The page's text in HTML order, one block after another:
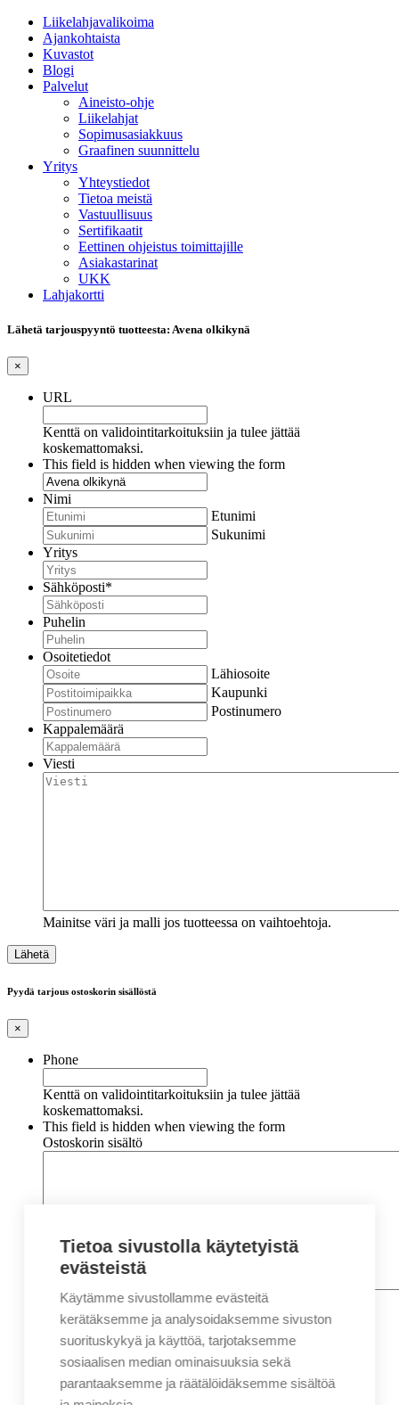
Liikelahjavalikoima
Ajankohtaista
Kuvastot
Blogi
Palvelut
Aineisto-ohje
Liikelahjat
Sopimusasiakkuus
Graafinen suunnittelu
Yritys
Yhteystiedot
Tietoa meistä
Vastuullisuus
Sertifikaatit
Eettinen ohjeistus toimittajille
Asiakastarinat
UKK
Lahjakortti
Lähetä tarjouspyyntö tuotteesta: Avena olkikynä
×
URL
Kenttä on validointitarkoituksiin ja tulee jättää
koskemattomaksi.
This field is hidden when viewing the form
Nimi
Etunimi
Sukunimi
Yritys
Sähköposti*
Puhelin
Osoitetiedot
Lähiosoite
Kaupunki
Postinumero
Kappalemäärä
Viesti
Mainitse väri ja malli jos tuotteessa on vaihtoehtoja.
Pyydä tarjous ostoskorin sisällöstä
×
Phone
Kenttä on validointitarkoituksiin ja tulee jättää
koskemattomaksi.
This field is hidden when viewing the form
Ostoskorin sisältö
Nimi*
Etunimi
Sukunimi
Sähköposti*
Tietoa sivustolla käytetyistä
evästeistä
Käytämme sivustollamme evästeitä
kerätäksemme ja analysoidaksemme sivuston
suorituskykyä ja käyttöä, tarjotaksemme
sosiaalisen median ominaisuuksia sekä
parantaaksemme ja räätälöidäksemme sisältöä